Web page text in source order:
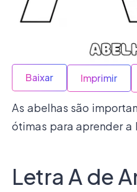
Baixar Imprimir
As abelhas são
ótimas para aprender a
Letra A de